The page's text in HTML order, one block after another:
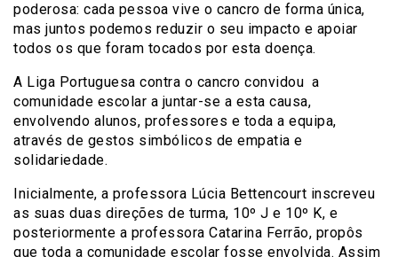
poderosa: cada pessoa vive o cancro de forma única,
mas juntos podemos reduzir o seu impacto e apoiar
todos os que foram tocados por esta doença.
A Liga Portuguesa contra o cancro convidou a
comunidade escolar a juntar-se a esta causa,
envolvendo alunos, professores e toda a equipa,
através de gestos simbólicos de empatia e
solidariedade.
Inicialmente, a professora Lúcia Bettencourt inscreveu
as suas duas direções de turma, 10º J e 10º K, e
posteriormente a professora Catarina Ferrão, propôs
que toda a comunidade escolar fosse envolvida. Assim